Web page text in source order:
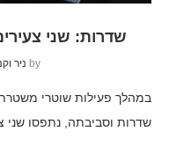
שדרות: שני
by ניר
במהלך פעילות שוטרי
שדרות וסביבתה, נתפסו שני